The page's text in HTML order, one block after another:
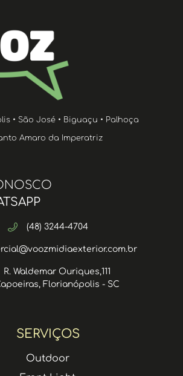
SERVIÇOS
Outdoor
• São José • Biguaçu • Palhoça
Amaro da Imperatriz
(48) 3244-4704
R. Waldemar Ouriques,111
Florianópolis - SC